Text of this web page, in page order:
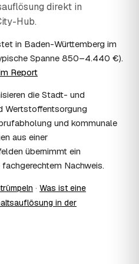
die Kosten einer
vermieteten Objekten teils
eine ordentliche
klärt das Ihr
vor Ort
anwesend sein. Viele
nur die Schlüssel und
Laufenden halten. Eine
zur besenreinen Abnahme
einen Entsorgungs- bzw.
fachgerechte Entsorgung.
entsorgt wurde.
in Rheinfelden frei?
direkt in
Hub.
in Baden-Württemberg im
Spanne 850–4.440 €).
Report
die Stadt- und
Wertstoffentsorgung
und kommunale
aus einer
übernimmt ein
Nachweis.
· Was ist eine
in der